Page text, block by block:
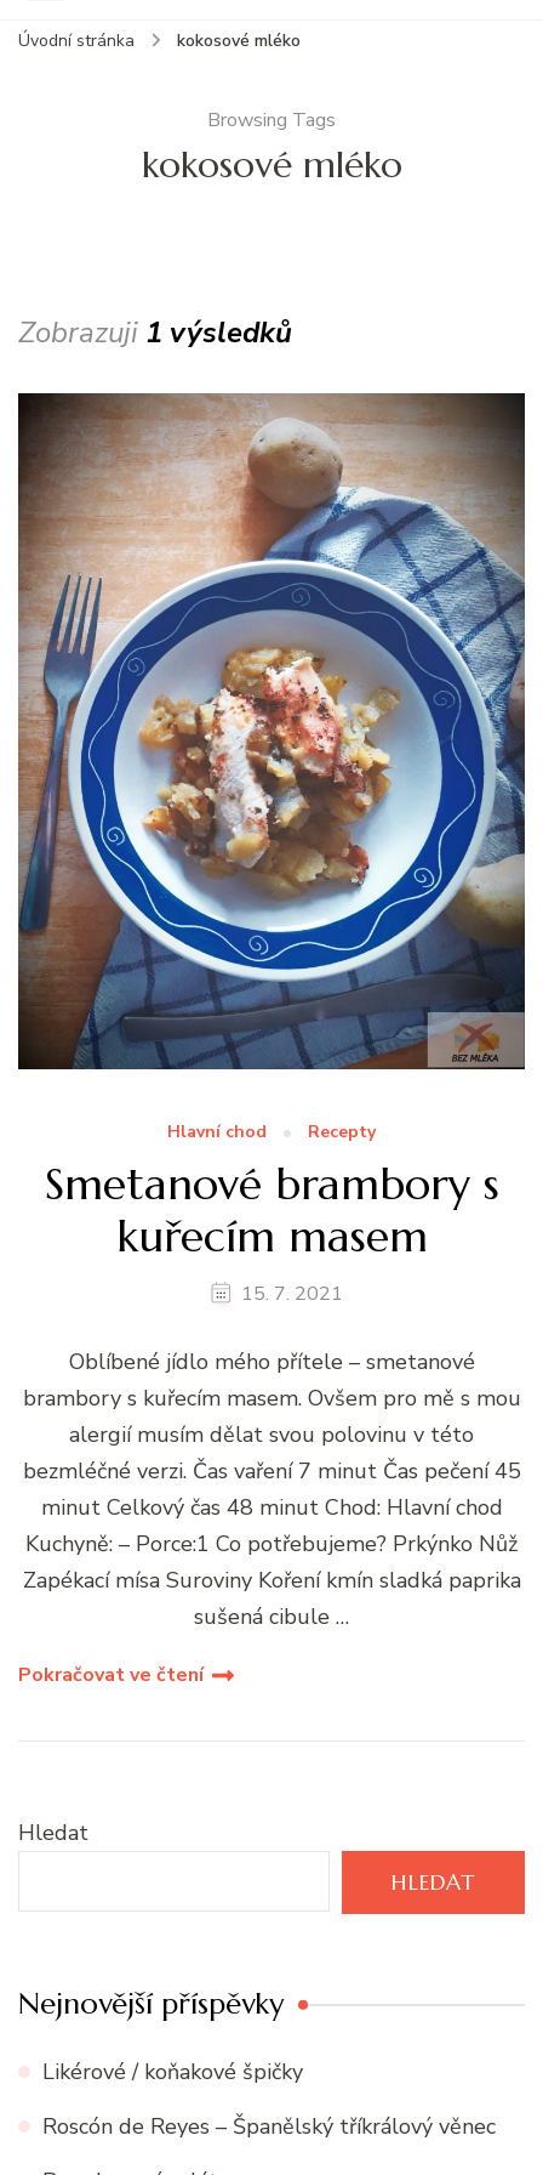
Úvodní stránka kokosové mléko
Browsing Tags
kokosové mléko
Zobrazuji 1 výsledků
Hlavní chod Recepty
Smetanové brambory s
kuřecím masem
15. 7. 2021
Oblíbené jídlo mého přítele – smetanové
brambory s kuřecím masem. Ovšem pro mě s mou
alergií musím dělat svou polovinu v této
bezmléčné verzi. Čas vaření 7 minut Čas pečení 45
minut Celkový čas 48 minut Chod: Hlavní chod
Kuchyně: – Porce:1 Co potřebujeme? Prkýnko Nůž
Zapékací mísa Suroviny Koření kmín sladká paprika
sušená cibule …
Pokračovat ve čtení
Hledat
HLEDAT
Nejnovější příspěvky
Likérové / koňakové špičky
Roscón de Reyes – Španělský tříkrálový věnec